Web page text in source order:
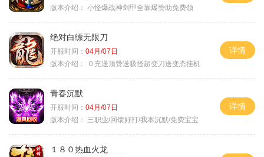
版本介绍： 小怪爆战神剑甲全靠爆赞助免费领
绝对白缥无限刀
开服时间： 04月/07日
版本介绍：
０充送顶赞送吸怪超变刀送变态挂机
详情
青春沉默
开服时间： 04月/07日
版本介绍：
三职业/回馈好打/我本沉默/免费宝宝
详情
１８０热血火龙